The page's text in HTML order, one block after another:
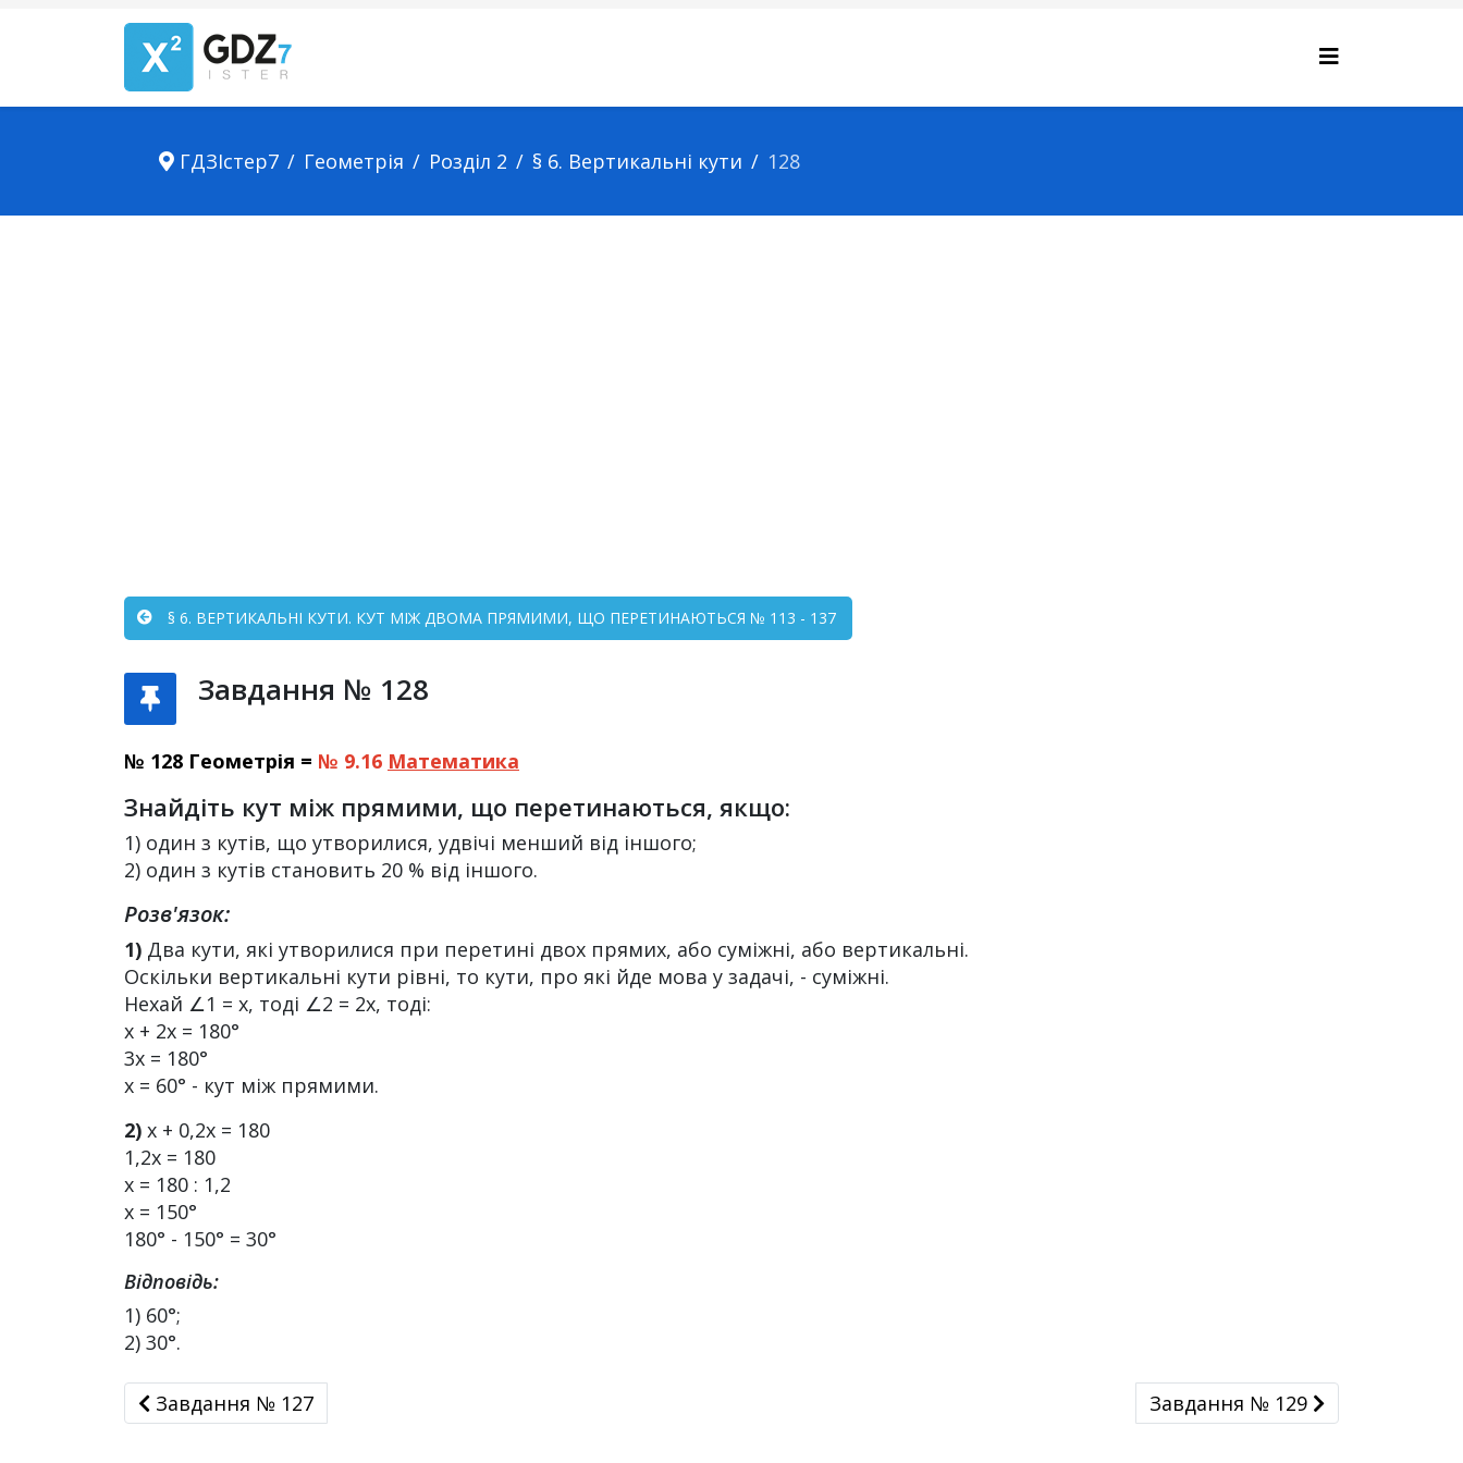
ГДЗІстер7 Геометрія Розділ 2 § 6. Вертикальні кути 128
§ 6. ВЕРТИКАЛЬНІ КУТИ. КУТ МІЖ ДВОМА ПРЯМИМИ, ЩО ПЕРЕТИНАЮТЬСЯ № 113 - 137
Завдання № 128
№ 128 Геометрія = № 9.16 Математика
Знайдіть кут між прямими, що перетинаються, якщо:
1) один з кутів, що утворилися, удвічі менший від іншого;
2) один з кутів становить 20 % від іншого.
Розв'язок:
1) Два кути, які утворилися при перетині двох прямих, або суміжні, або вертикальні.
Оскільки вертикальні кути рівні, то кути, про які йде мова у задачі, - суміжні.
Нехай ∠1 = х, тоді ∠2 = 2х, тоді:
х + 2х = 180°
3х = 180°
х = 60° - кут між прямими.
2) х + 0,2х = 180
1,2х = 180
х = 180 : 1,2
х = 150°
180° - 150° = 30°
Відповідь:
1) 60°;
2) 30°.
Завдання № 127
Завдання № 127 Завдання № 129
Завдання № 129